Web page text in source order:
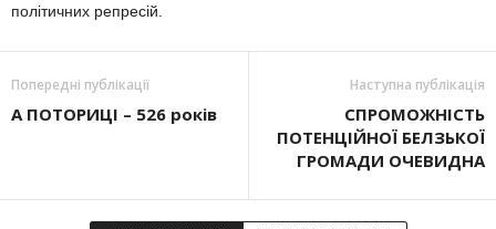
політичних репресій.
Попередні публікації
А ПОТОРИЦІ – 526 років
Наступна публікація
СПРОМОЖНІСТЬ
ПОТЕНЦІЙНОЇ БЕЛЗЬКОЇ
ГРОМАДИ ОЧЕВИДНА